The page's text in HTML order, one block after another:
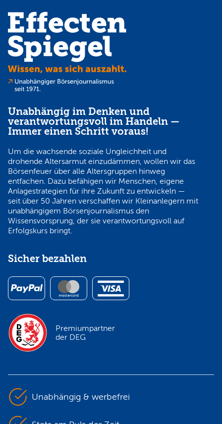
Unabhängig im Denken und
verantwortungsvoll im Handeln —
Immer einen Schritt voraus!
Um die wachsende soziale Ungleichheit und
drohende Altersarmut einzudämmen, wollen wir das
Börsenfeuer über alle Altersgruppen hinweg
entfachen. Dazu befähigen wir Menschen, eigene
Anlagestrategien für ihre Zukunft zu entwickeln —
seit über 50 Jahren verschaffen wir Kleinanlegern mit
unabhängigem Börsenjournalismus den
Wissensvorsprung, der sie verantwortungsvoll auf
Erfolgskurs bringt.
Sicher bezahlen
Premiumpartner
der DEG
Unabhängig & werbefrei